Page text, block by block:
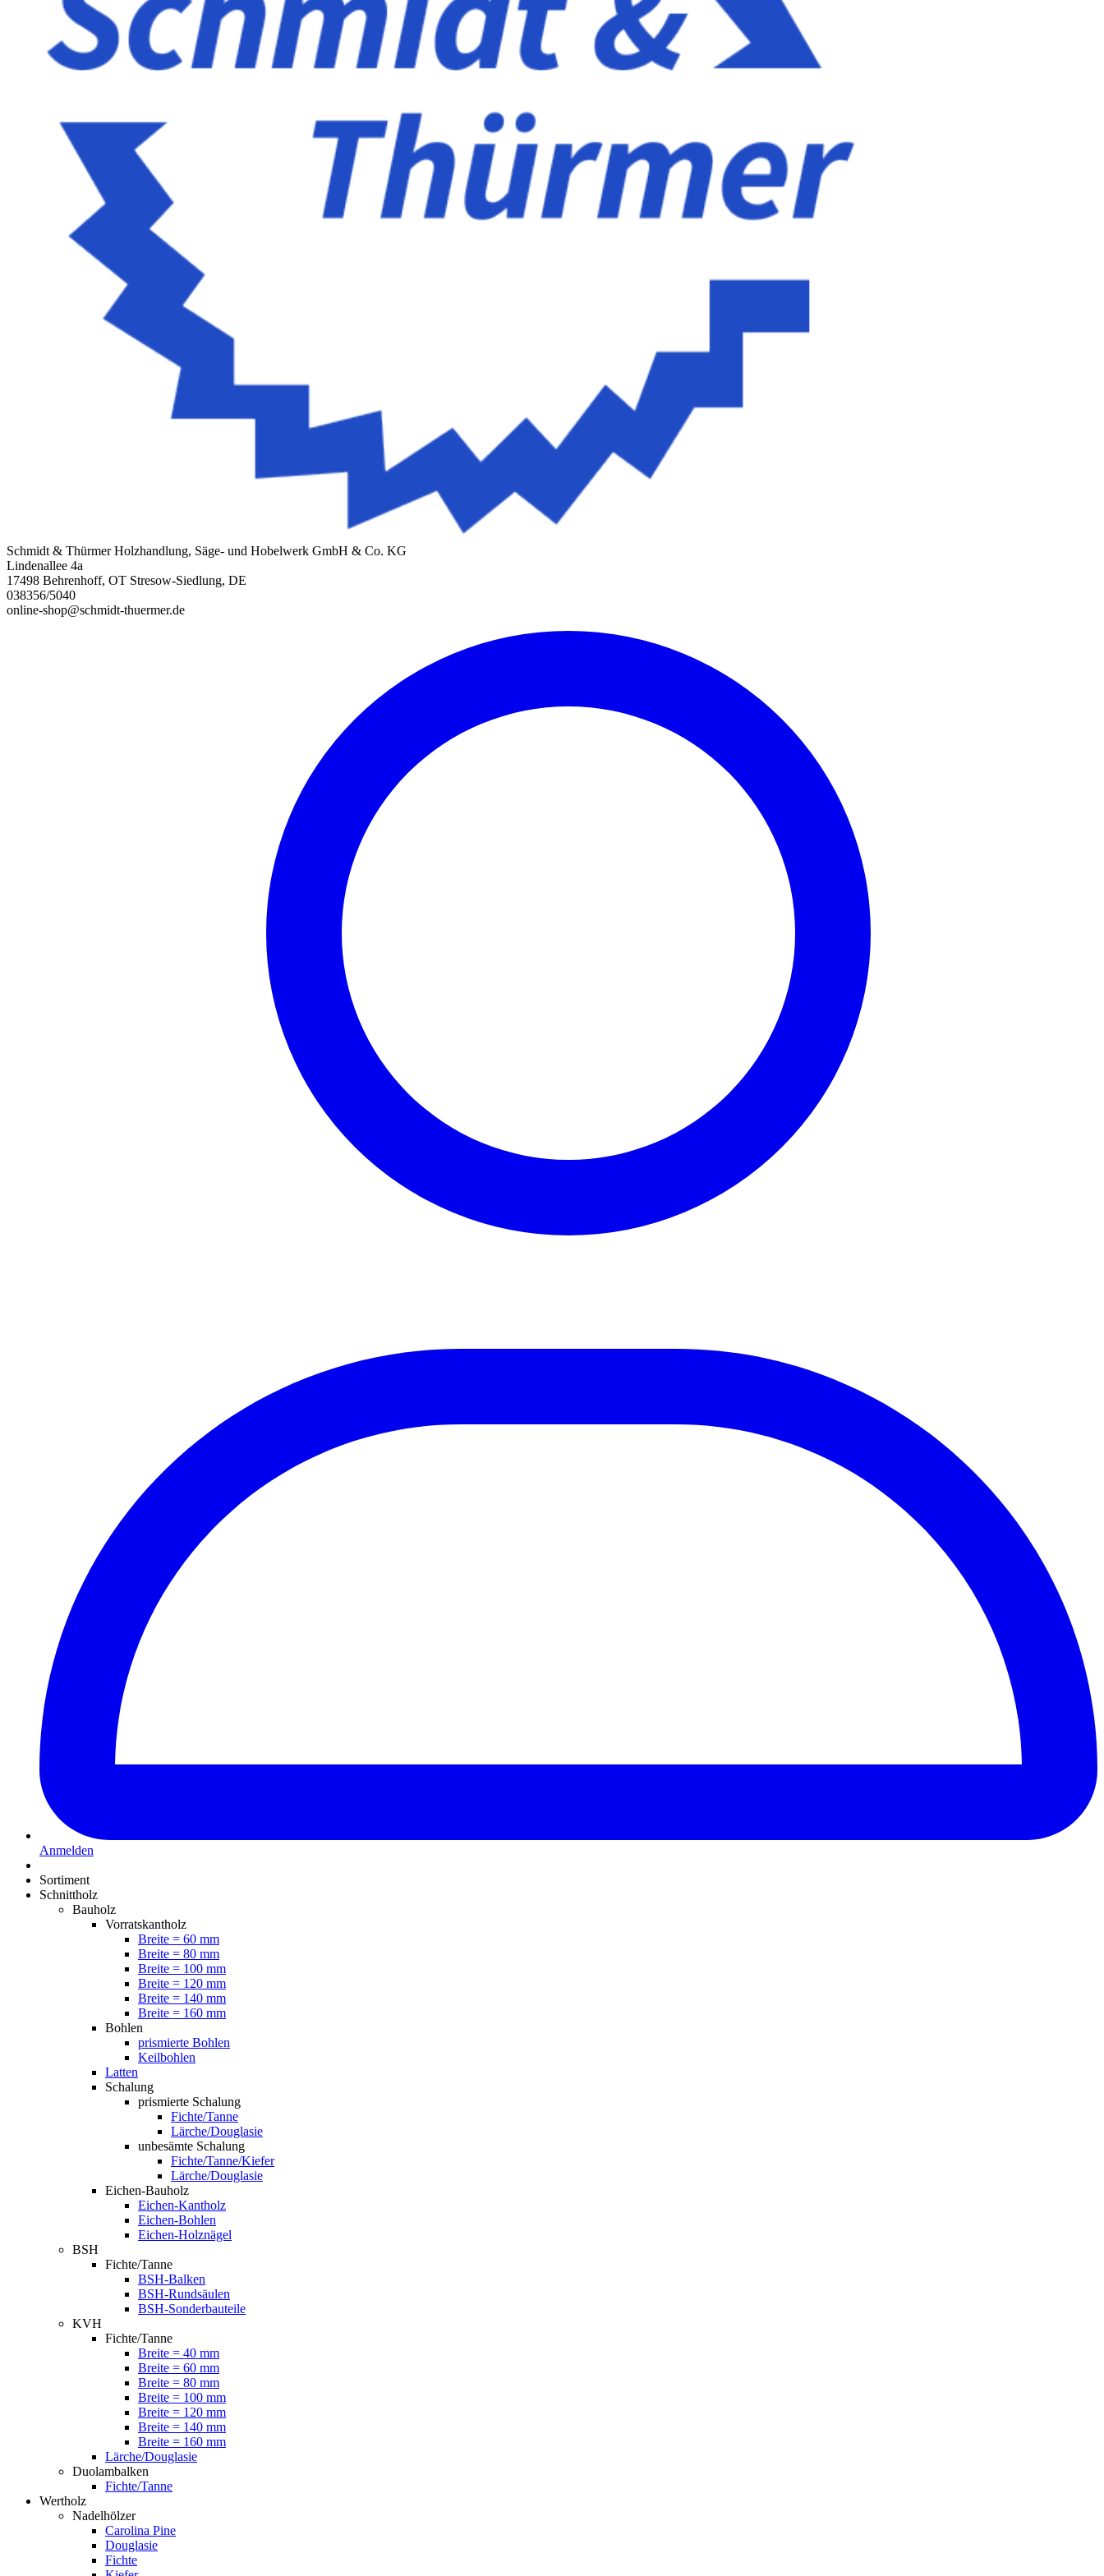
Schmidt & Thürmer Holzhandlung, Säge- und Hobelwerk GmbH & Co. KG
Lindenallee 4a
17498 Behrenhoff, OT Stresow-Siedlung, DE
038356/5040
online-shop@schmidt-thuermer.de
Anmelden
Sortiment
Schnittholz
Bauholz
Vorratskantholz
Breite = 60 mm
Breite = 80 mm
Breite = 100 mm
Breite = 120 mm
Breite = 140 mm
Breite = 160 mm
Bohlen
prismierte Bohlen
Keilbohlen
Latten
Schalung
prismierte Schalung
Fichte/Tanne
Lärche/Douglasie
unbesämte Schalung
Fichte/Tanne/Kiefer
Lärche/Douglasie
Eichen-Bauholz
Eichen-Kantholz
Eichen-Bohlen
Eichen-Holznägel
BSH
Fichte/Tanne
BSH-Balken
BSH-Rundsäulen
BSH-Sonderbauteile
KVH
Fichte/Tanne
Breite = 40 mm
Breite = 60 mm
Breite = 80 mm
Breite = 100 mm
Breite = 120 mm
Breite = 140 mm
Breite = 160 mm
Lärche/Douglasie
Duolambalken
Fichte/Tanne
Wertholz
Nadelhölzer
Carolina Pine
Douglasie
Fichte